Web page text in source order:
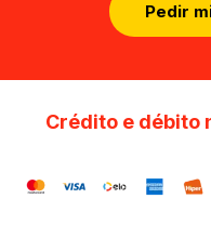
Pedir
Crédito e débito